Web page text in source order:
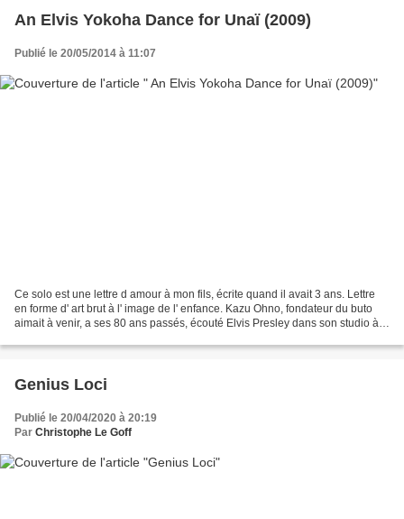
An Elvis Yokoha Dance for Unaï (2009)
Publié le 20/05/2014 à 11:07
Ce solo est une lettre d amour à mon fils, écrite quand il avait 3 ans. Lettre
en forme d' art brut à l' image de l' enfance. Kazu Ohno, fondateur du buto
aimait à venir, a ses 80 ans passés, écouté Elvis Presley dans son studio à
Genius Loci
Publié le 20/04/2020 à 20:19
Par Christophe Le Goff